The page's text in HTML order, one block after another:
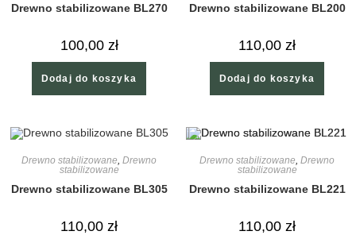
Drewno stabilizowane BL270
100,00 zł
Dodaj do koszyka
Drewno stabilizowane BL200
110,00 zł
Dodaj do koszyka
Drewno stabilizowane, Drewno
stabilizowane
Drewno stabilizowane BL305
110,00 zł
Drewno stabilizowane, Drewno
stabilizowane
Drewno stabilizowane BL221
110,00 zł